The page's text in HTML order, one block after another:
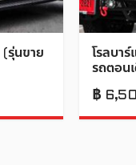
(รุ่นขาย
โรลบา
รถตอน
฿